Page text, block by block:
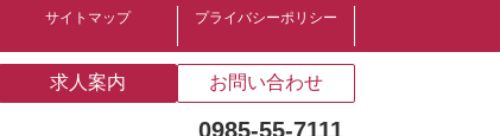
サイトマップ プライバシーポリシー
求人案内 お問い合わせ
0985-55-7111